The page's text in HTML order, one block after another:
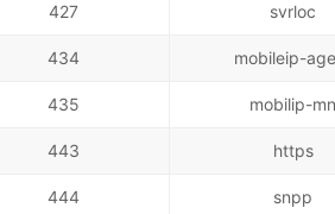
427 svrloc
434 mobileip-
435 mobilip-mn
443 https
444 snpp